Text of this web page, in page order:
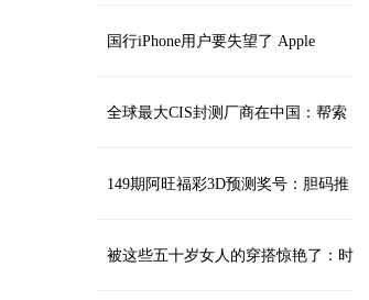
实感受
国行iPhone用户要失望了 Apple
Intelligence暂时无法在中国大陆推出
全球最大CIS封测厂商在中国：帮索
尼、豪威封测CMOS芯片
149期阿旺福彩3D预测奖号：胆码推
荐被这些五十岁女人的穿搭惊艳了：时